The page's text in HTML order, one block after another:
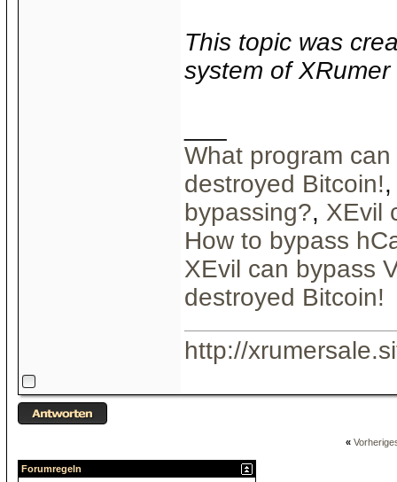
This topic was
system of
What program
destroyed Bitcoin!
bypassing?, XEvil
How to bypass
XEvil can bypass
destroyed Bitcoin!
http://
«
Forumregeln